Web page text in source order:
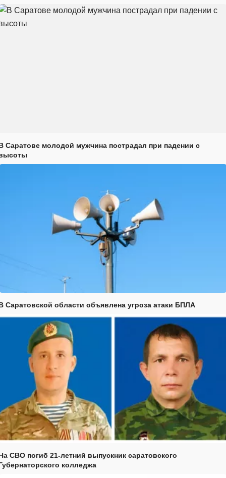
Саратове молодой мужчина пострадал при падении с
Саратовской области объявлена угроза атаки БПЛА
СВО погиб 21-летний выпускник саратовского
колледжа